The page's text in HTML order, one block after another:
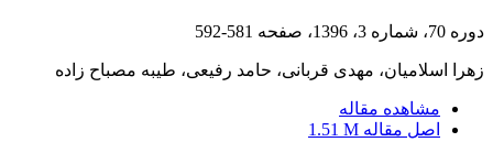
دوره 70، شماره 3، 1396، صفحه 581-592
زهرا اسلامیان، مهدی قربانی، حامد رفیعی، طیبه مصباح زاده
مشاهده مقاله
اصل مقاله 1.51 M